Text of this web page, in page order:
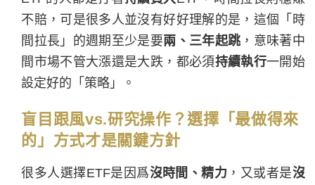
不賠，可是很多人並沒有好好理解的是，這個「時
間拉長」的週期至少是要兩、三年起跳，意味著中
間市場不管大漲還是大跌，都必須持續執行一開始
設定好的「策略」。
盲目跟風vs.研究操作？選擇「最做得來
的」方式才是關鍵方針
很多人選擇ETF是因爲沒時間、精力 ，又或者是沒